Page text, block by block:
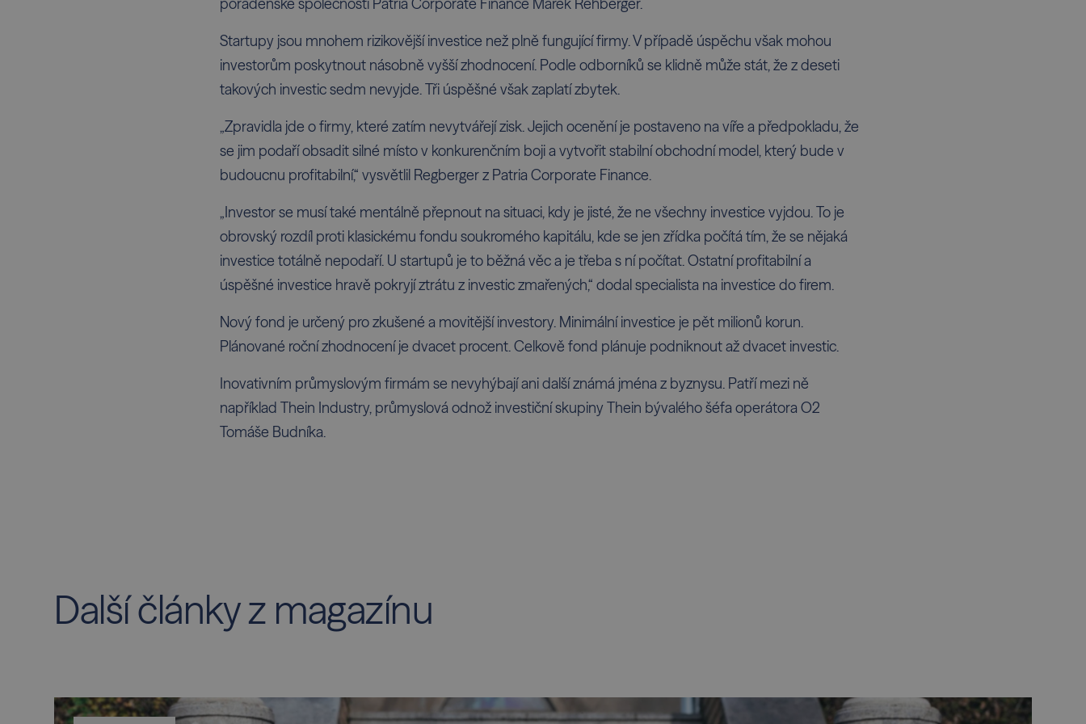
Startupy jsou mnohem rizikovější investice než plně fungující firmy. V případě úspěchu však mohou
investorům poskytnout násobně vyšší zhodnocení. Podle odborníků se klidně může stát, že z deseti
takových investic sedm nevyjde. Tři úspěšné však zaplatí zbytek.
„Zpravidla jde o firmy, které zatím nevytvářejí zisk. Jejich ocenění je postaveno na víře a předpokladu, že
se jim podaří obsadit silné místo v konkurenčním boji a vytvořit stabilní obchodní model, který bude v
budoucnu profitabilní,“ vysvětlil Regberger z Patria Corporate Finance.
„Investor se musí také mentálně přepnout na situaci, kdy je jisté, že ne všechny investice vyjdou. To je
obrovský rozdíl proti klasickému fondu soukromého kapitálu, kde se jen zřídka počítá tím, že se nějaká
investice totálně nepodaří. U startupů je to běžná věc a je třeba s ní počítat. Ostatní profitabilní a
úspěšné investice hravě pokryjí ztrátu z investic zmařených,“ dodal specialista na investice do firem.
Nový fond je určený pro zkušené a movitější investory. Minimální investice je pět milionů korun.
Plánované roční zhodnocení je dvacet procent. Celkově fond plánuje podniknout až dvacet investic.
Inovativním průmyslovým firmám se nevyhýbají ani další známá jména z byznysu. Patří mezi ně
například Thein Industry, průmyslová odnož investiční skupiny Thein bývalého šéfa operátora O2
Tomáše Budníka.
Další články z magazínu